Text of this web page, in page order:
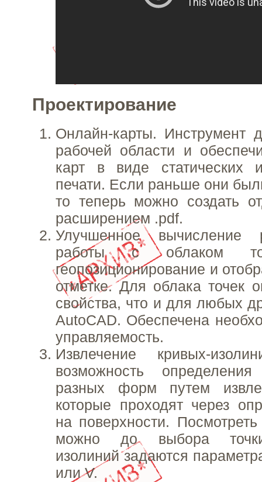
Проектирование
Онлайн-карты. Инструмент
рабочей области и
карт в виде статических
печати. Если раньше они
то теперь можно создать
расширением .pdf.
Улучшенное вычисление
работы с облаком
геопозиционирование и
отметке. Для облака точек
свойства, что и для любых
AutoCAD. Обеспечена
управляемость.
Извлечение кривых-
возможность
разных форм путем
которые проходят через
на поверхности.
можно до выбора
изолиний задаются
или V.